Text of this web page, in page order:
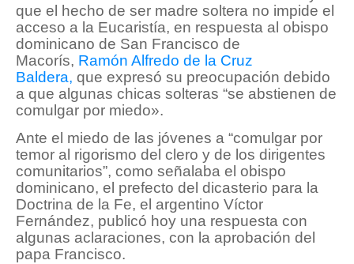
que el hecho de ser madre soltera no impide el
acceso a la Eucaristía, en respuesta al obispo
dominicano de San Francisco de
Macorís, Ramón Alfredo de la Cruz
Baldera, que expresó su preocupación debido
a que algunas chicas solteras “se abstienen de
comulgar por miedo».
Ante el miedo de las jóvenes a “comulgar por
temor al rigorismo del clero y de los dirigentes
comunitarios”, como señalaba el obispo
dominicano, el prefecto del dicasterio para la
Doctrina de la Fe, el argentino Víctor
Fernández, publicó hoy una respuesta con
algunas aclaraciones, con la aprobación del
papa Francisco.